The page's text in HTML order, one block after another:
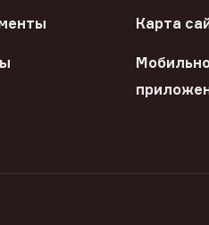
Карта